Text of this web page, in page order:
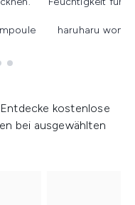
haruharu
Entdecke kostenlose
bei ausgewählten